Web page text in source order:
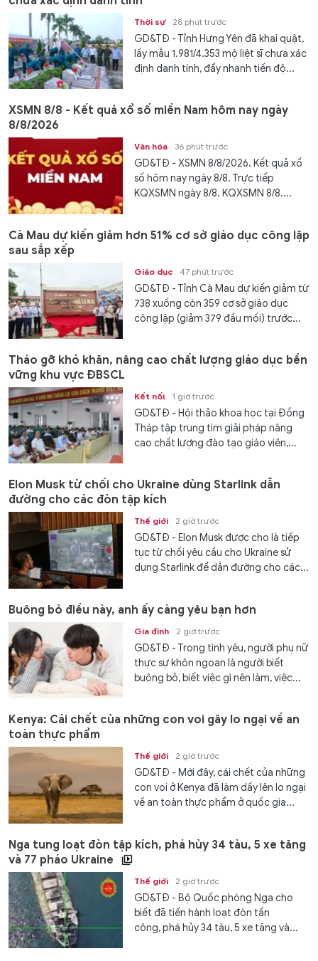
Thời sự 28 phút trước
GD&TĐ - Tỉnh Hưng Yên đã khai quật,
lấy mẫu 1.981/4.353 mộ liệt sĩ chưa xác
định danh tính, đẩy nhanh tiến độ...
XSMN 8/8 - Kết quả xổ số miền Nam hôm nay ngày
8/8/2026
Văn hóa 36 phút trước
GD&TĐ - XSMN 8/8/2026. Kết quả xổ
số hôm nay ngày 8/8. Trực tiếp
KQXSMN ngày 8/8. KQXSMN 8/8....
Cà Mau dự kiến giảm hơn 51% cơ sở giáo dục công lập
sau sắp xếp
Giáo dục 47 phút trước
GD&TĐ - Tỉnh Cà Mau dự kiến giảm từ
738 xuống còn 359 cơ sở giáo dục
công lập (giảm 379 đầu mối) trước...
Tháo gỡ khó khăn, nâng cao chất lượng giáo dục bền
vững khu vực ĐBSCL
Kết nối 1 giờ trước
GD&TĐ - Hội thảo khoa học tại Đồng
Tháp tập trung tìm giải pháp nâng
cao chất lượng đào tạo giáo viên,...
Elon Musk từ chối cho Ukraine dùng Starlink dẫn
đường cho các đòn tập kích
Thế giới 2 giờ trước
GD&TĐ - Elon Musk được cho là tiếp
tục từ chối yêu cầu cho Ukraine sử
dụng Starlink để dẫn đường cho các...
Buông bỏ điều này, anh ấy càng yêu bạn hơn
Gia đình 2 giờ trước
GD&TĐ - Trong tình yêu, người phụ nữ
thực sự khôn ngoan là người biết
buông bỏ, biết việc gì nên làm, việc...
Kenya: Cái chết của những con voi gây lo ngại về an
toàn thực phẩm
Thế giới 2 giờ trước
GD&TĐ - Mới đây, cái chết của những
con voi ở Kenya đã làm dấy lên lo ngại
về an toàn thực phẩm ở quốc gia...
Nga tung loạt đòn tập kích, phá hủy 34 tàu, 5 xe tăng
và 77 pháo Ukraine
Thế giới 2 giờ trước
GD&TĐ - Bộ Quốc phòng Nga cho
biết đã tiến hành loạt đòn tấn
công, phá hủy 34 tàu, 5 xe tăng và...